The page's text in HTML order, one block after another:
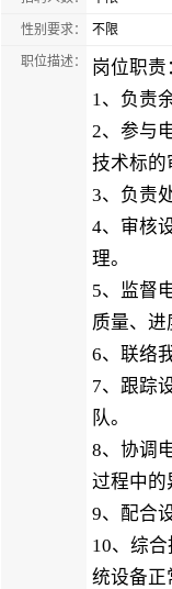
性别要求： 不限
职位描述：
岗位职责
1、负责
2、参与
技术标的
3、负责
4、审核
理。
5、监督
质量、
6、联络
7、跟踪
队。
8、协调
过程中的
9、配合
10、综
统设备正